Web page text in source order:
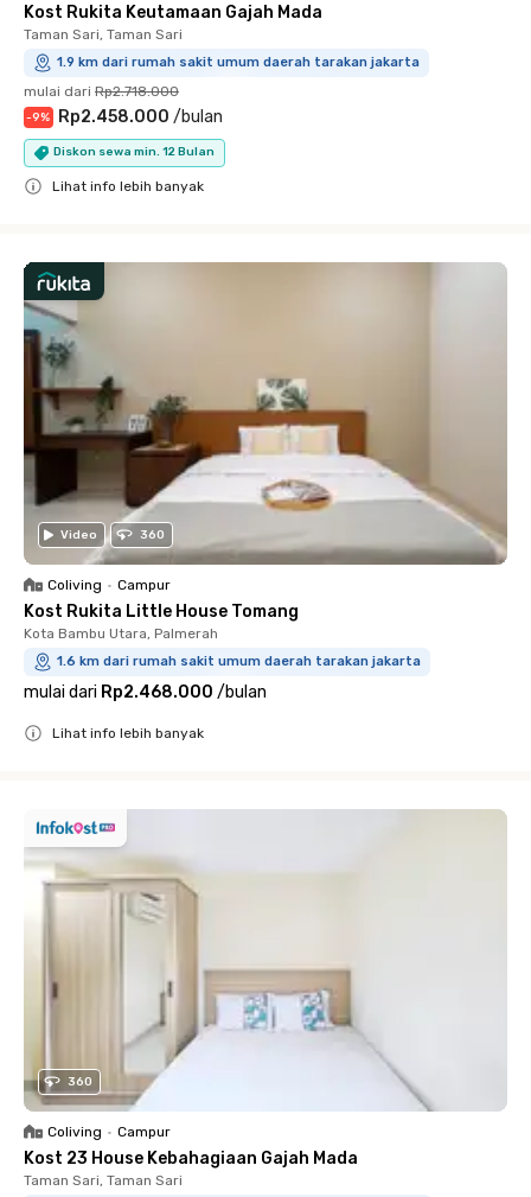
Kost Rukita Keutamaan Gajah Mada
Taman Sari, Taman Sari
1.9 km dari rumah sakit umum daerah tarakan jakarta
mulai dari Rp2.718.000
-9% Rp2.458.000 /bulan
Diskon sewa min. 12 Bulan
Lihat info lebih banyak
Video 360
Coliving • Campur
Kost Rukita Little House Tomang
Kota Bambu Utara, Palmerah
1.6 km dari rumah sakit umum daerah tarakan jakarta
mulai dari Rp2.468.000 /bulan
Lihat info lebih banyak
360
Coliving • Campur
Kost 23 House Kebahagiaan Gajah Mada
Taman Sari, Taman Sari